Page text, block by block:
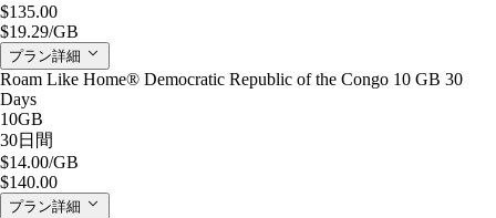
$135.00
$19.29/GB
プラン詳細
Roam Like Home® Democratic Republic of the Congo 10 GB 30
Days
10GB
30日間
$14.00/GB
$140.00
プラン詳細